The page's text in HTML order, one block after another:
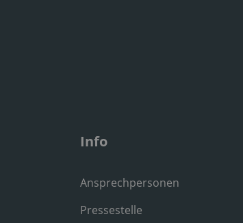
Info
Ansprechpersonen
Pressestelle